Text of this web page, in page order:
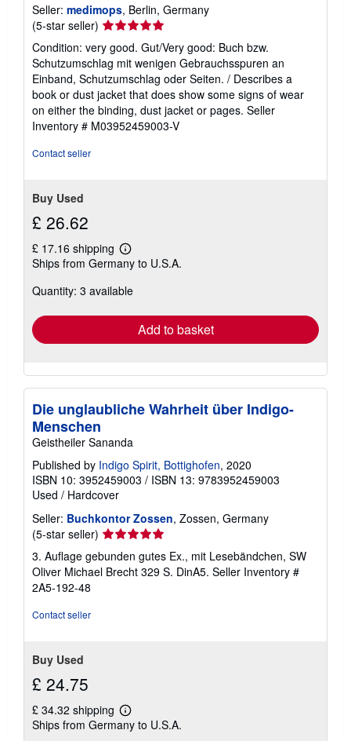
Seller: medimops, Berlin, Germany
(5-star seller) Seller
5
out
of
5
stars
Condition: very good. Gut/Very good: Buch bzw.
Schutzumschlag mit wenigen Gebrauchsspuren an
Einband, Schutzumschlag oder Seiten. / Describes a
book or dust jacket that does show some signs of wear
on either the binding, dust jacket or pages. Seller
Inventory # M03952459003-V
Contact seller
Buy Used
£ 26.62
£ 17.16 shipping
Learn
more
shipping
Ships from Germany to U.S.A.
Quantity: 3 available
Add to basket
Die unglaubliche Wahrheit über Indigo-
Menschen
Geistheiler Sananda
Published by Indigo Spirit, Bottighofen, 2020
ISBN 10: 3952459003 / ISBN 13: 9783952459003
Used / Hardcover
Seller: Buchkontor Zossen, Zossen, Germany
(5-star seller) Seller
rating
5
out
3. Auflage gebunden gutes Ex., mit Lesebändchen, SW
Oliver Michael Brecht 329 S. DinA5. Seller Inventory #
2A5-192-48
Contact seller
Buy Used
£ 24.75
£ 34.32 shipping
Learn
more
Ships from Germany to U.S.A.